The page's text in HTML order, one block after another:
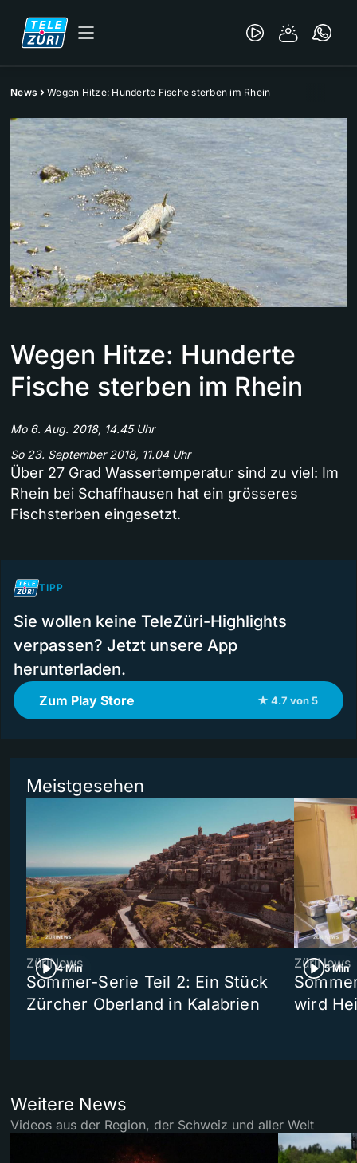
News Wegen Hitze: Hunderte Fische sterben im Rhein
Wegen Hitze: Hunderte
Fische sterben im Rhein
Mo 6. Aug. 2018, 14.45 Uhr
So 23. September 2018, 11.04 Uhr
Über 27 Grad Wassertemperatur sind zu viel: Im
Rhein bei Schaffhausen hat ein grösseres
Fischsterben eingesetzt.
TIPP
Sie wollen keine TeleZüri-Highlights
verpassen? Jetzt unsere App
herunterladen.
Zum Play Store ★ 4.7 von 5
Meistgesehen
4 Min
ZüriNews
Sommer-Serie Teil 2: Ein Stück
Zürcher Oberland in Kalabrien
5 Min
ZüriNews
wird
Weitere News
Videos aus der Region, der Schweiz und aller Welt